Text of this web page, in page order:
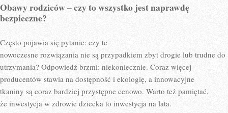
Obawy rodziców – czy to wszystko jest naprawdę
bezpieczne?
Często pojawia się pytanie: czy te
nowoczesne rozwiązania nie są przypadkiem zbyt drogie lub trudne do
utrzymania? Odpowiedź brzmi: niekoniecznie. Coraz więcej
producentów stawia na dostępność i ekologię, a innowacyjne
tkaniny są coraz bardziej przystępne cenowo. Warto też pamiętać,
że inwestycja w zdrowie dziecka to inwestycja na lata.